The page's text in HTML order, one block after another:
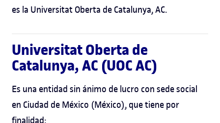
es la Universitat Oberta de Catalunya, AC.
Universitat Oberta de
Catalunya, AC (UOC AC)
Es una entidad sin ánimo de lucro con sede social
en Ciudad de México (México), que tiene por
finalidad: